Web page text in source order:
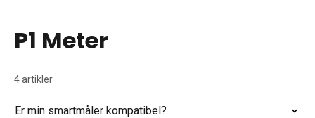
P1 Meter
4 artikler
Er min smartmåler kompatibel?